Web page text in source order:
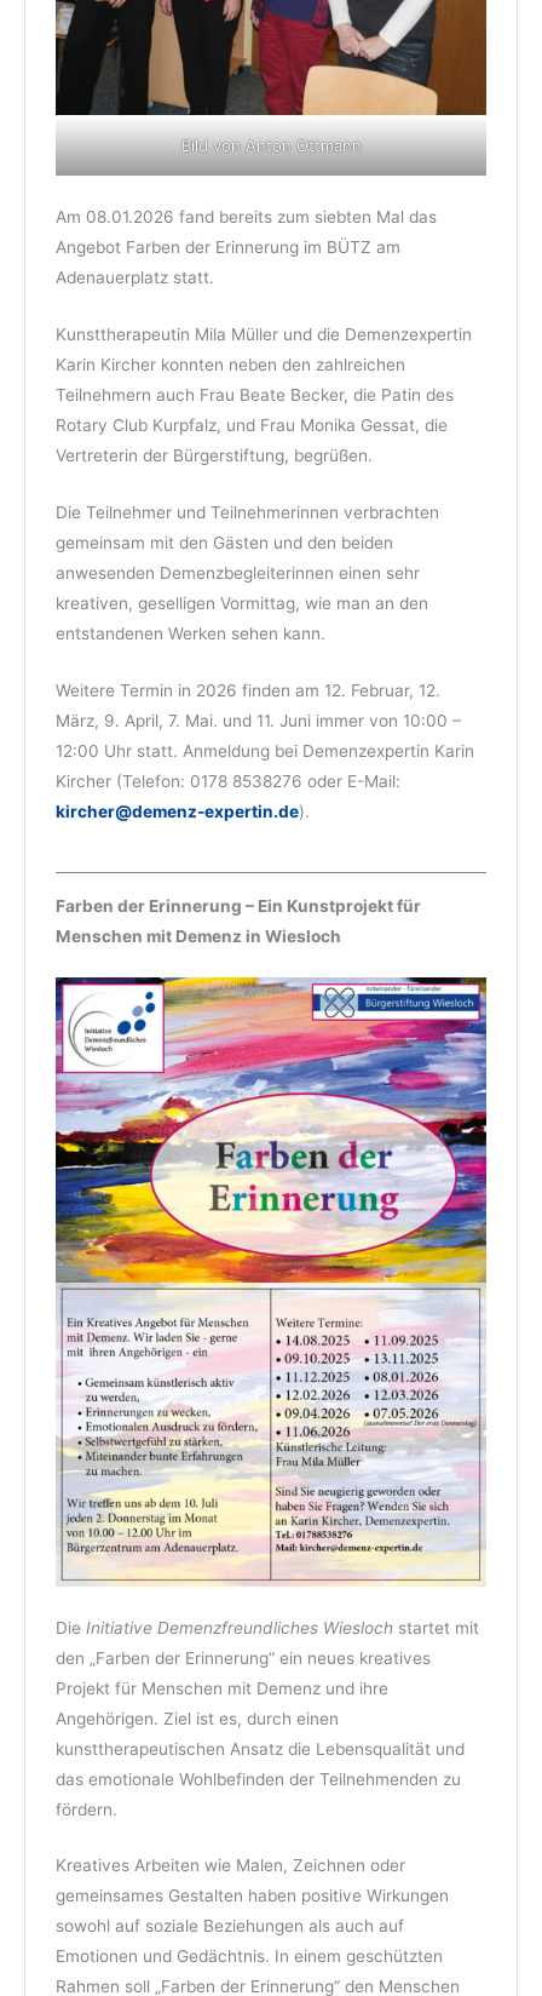
Bild von Anton Ottmann
Am 08.01.2026 fand bereits zum siebten Mal das
Angebot Farben der Erinnerung im BÜTZ am
Adenauerplatz statt.
Kunsttherapeutin Mila Müller und die Demenzexpertin
Karin Kircher konnten neben den zahlreichen
Teilnehmern auch Frau Beate Becker, die Patin des
Rotary Club Kurpfalz, und Frau Monika Gessat, die
Vertreterin der Bürgerstiftung, begrüßen.
Die Teilnehmer und Teilnehmerinnen verbrachten
gemeinsam mit den Gästen und den beiden
anwesenden Demenzbegleiterinnen einen sehr
kreativen, geselligen Vormittag, wie man an den
entstandenen Werken sehen kann.
Weitere Termin in 2026 finden am 12. Februar, 12.
März, 9. April, 7. Mai. und 11. Juni immer von 10:00 –
12:00 Uhr statt. Anmeldung bei Demenzexpertin Karin
Kircher (Telefon: 0178 8538276 oder E-Mail:
kircher@demenz-expertin.de).
Farben der Erinnerung – Ein Kunstprojekt für
Menschen mit Demenz in Wiesloch
Die Initiative Demenzfreundliches Wiesloch startet mit
den „Farben der Erinnerung“ ein neues kreatives
Projekt für Menschen mit Demenz und ihre
Angehörigen. Ziel ist es, durch einen
kunsttherapeutischen Ansatz die Lebensqualität und
das emotionale Wohlbefinden der Teilnehmenden zu
fördern.
Kreatives Arbeiten wie Malen, Zeichnen oder
gemeinsames Gestalten haben positive Wirkungen
sowohl auf soziale Beziehungen als auch auf
Emotionen und Gedächtnis. In einem geschützten
Rahmen soll „Farben der Erinnerung“ den Menschen